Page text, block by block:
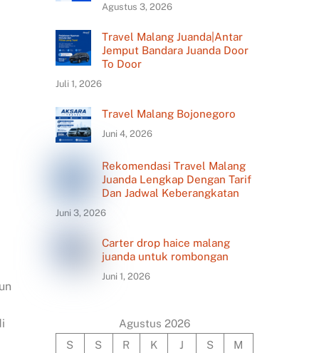
Agustus 3, 2026
Travel Malang Juanda|Antar
Jemput Bandara Juanda Door
To Door
Juli 1, 2026
Travel Malang Bojonegoro
Juni 4, 2026
Rekomendasi Travel Malang
Juanda Lengkap Dengan Tarif
Dan Jadwal Keberangkatan
Juni 3, 2026
Carter drop haice malang
juanda untuk rombongan
Juni 1, 2026
Agustus 2026
S
S R K J S
M